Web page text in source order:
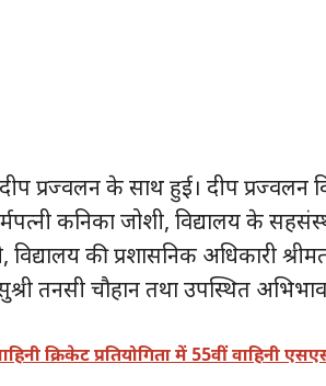
प्रज्वलन के साथ हुई। दीप प्रज्वलन
कनिका जोशी, विद्यालय के
विद्यालय की प्रशासनिक अधिकारी
तनसी चौहान तथा उपस्थित
क्रिकेट प्रतियोगिता में 55वीं वाहिनी